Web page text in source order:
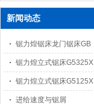
新闻动态
锯力煌锯床龙门锯床GB
锯力煌立式锯床G5325X
锯力煌立式锯床G5125X
进给速度与锯屑